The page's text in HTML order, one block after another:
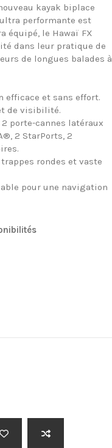
kayak biplace
performante est
équipé, le Hawaï FX
dans leur pratique de
de longues balades à
efficace et sans effort.
de visibilité.
porte-cannes latéraux
2 StarPorts, 2
rondes et vaste
pour une navigation